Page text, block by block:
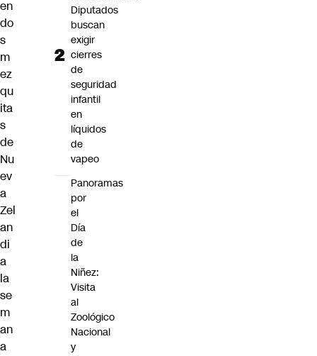
en
do
s
m
ez
qu
ita
s
de
Nu
ev
a
Zel
an
di
a
la
se
m
an
a
Diputados
buscan
exigir
cierres
de
seguridad
infantil
en
líquidos
de
vapeo
Panoramas
por
el
Día
de
la
Niñez:
Visita
al
Zoológico
Nacional
y